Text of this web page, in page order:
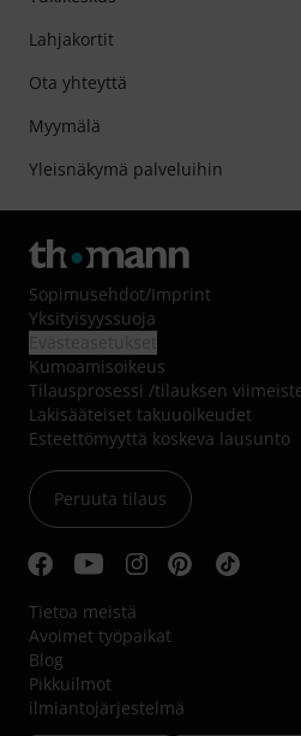
Lahjakortit
Ota yhteyttä
Myymälä
Yleisnäkymä palveluihin
Sopimusehdot/Imprint
Yksityisyyssuoja
Kumoamisoikeus
Tilausprosessi /tilauksen
Lakisääteiset takuuoikeudet
Esteettömyyttä koskeva lausunto
Peruuta tilaus
Tietoa meistä
Avoimet työpaikat
Blog
Pikkuilmot
ilmiantojärjestelmä